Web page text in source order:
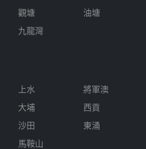
觀塘
九龍灣
油塘
上水
大埔
沙田
馬鞍山
將軍澳
西貢
東涌